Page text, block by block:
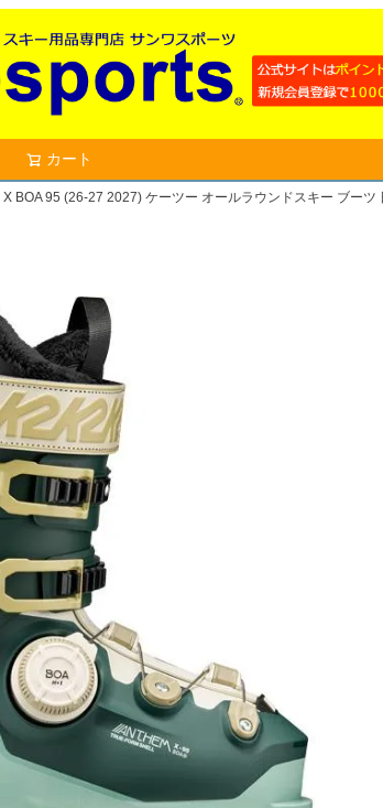
カート
BOA 95 (26-27 2027) ケーツー オールラウンドスキー ブーツ